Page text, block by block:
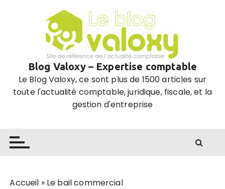
Blog Valoxy – Expertise comptable
Le Blog Valoxy, ce sont plus de 1500 articles sur
toute l'actualité comptable, juridique, fiscale, et la
gestion d'entreprise
Accueil » Le bail commercial